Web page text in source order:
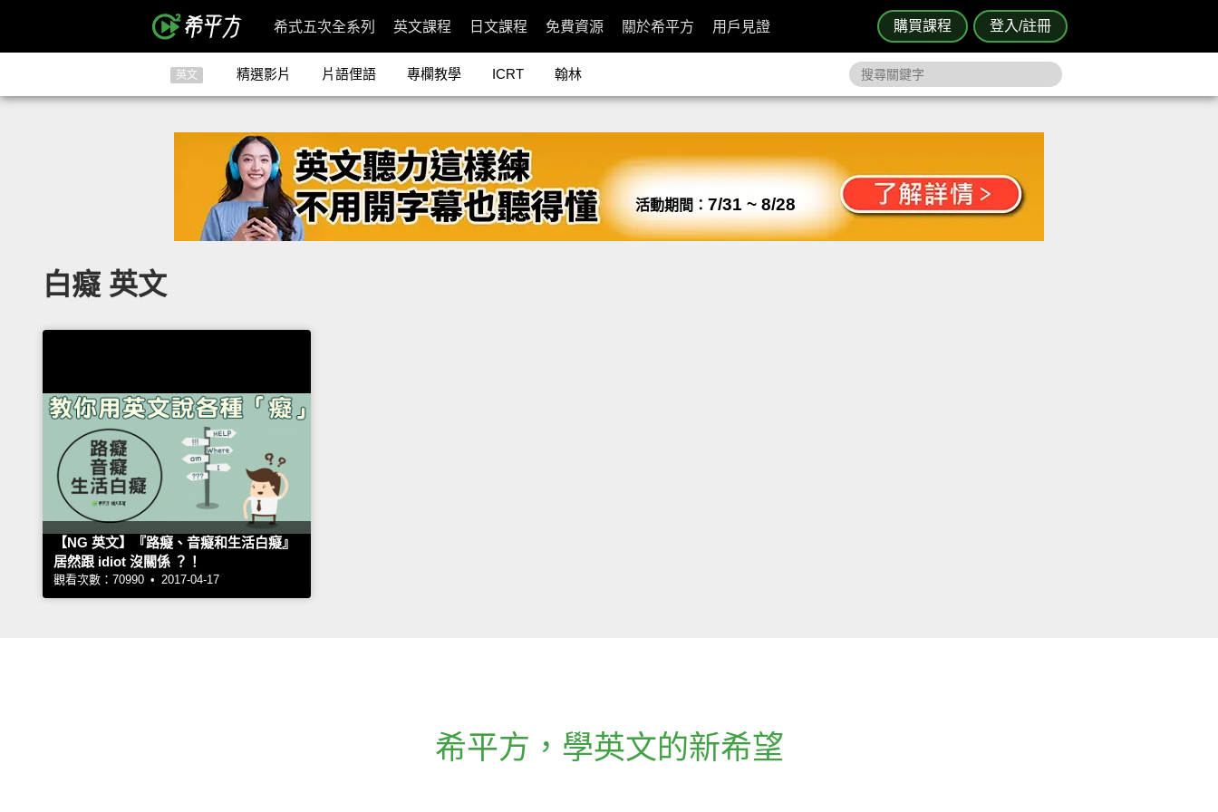
購買課程 登入/註冊
希式五次全系列 英文課程 日文課程 免費資源 關於希平方 用戶見證
英文 精選影片 片語俚語 專欄教學 ICRT 翰林
活動期間： 7/31 ~ 8/28
白癡 英文
【NG 英文】『路癡、音癡和生活白癡』
居然跟 idiot 沒關係 ？！
觀看次數：70990 • 2017-04-17
希平方 ， 學英文的新希望